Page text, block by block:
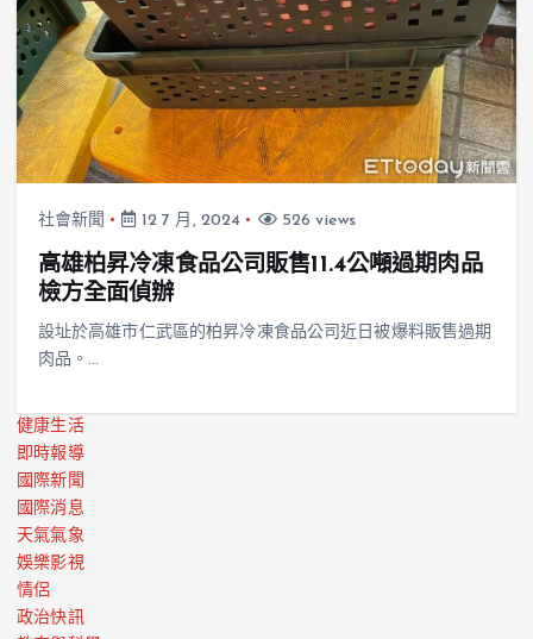
社會新聞 12 7 月, 2024 526 views
高雄柏昇冷凍食品公司販售11.4公噸過期肉品
檢方全面偵辦
設址於高雄市仁武區的柏昇冷凍食品公司近日被爆料販售過期
肉品。…
健康生活
即時報導
國際新聞
國際消息
天氣氣象
娛樂影視
情侶
政治快訊